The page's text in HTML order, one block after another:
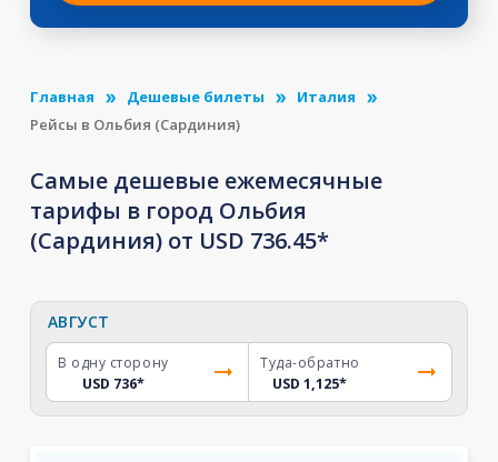
Главная Дешевые билеты
Италия
Рейсы в Ольбия (Сардиния)
Самые дешевые ежемесячные
тарифы в город Ольбия
(Сардиния) от USD 736.45*
АВГУСТ
В одну сторону
USD 736*
Туда-обратно
USD 1,125*